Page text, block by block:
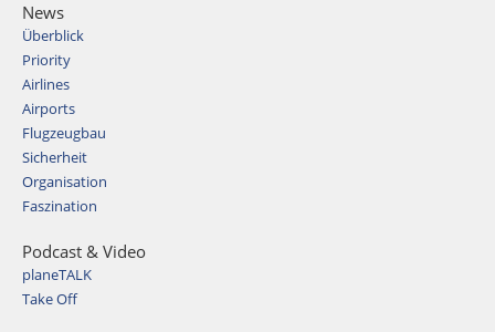
News
Überblick
Priority
Airlines
Airports
Flugzeugbau
Sicherheit
Organisation
Faszination
Podcast & Video
planeTALK
Take Off